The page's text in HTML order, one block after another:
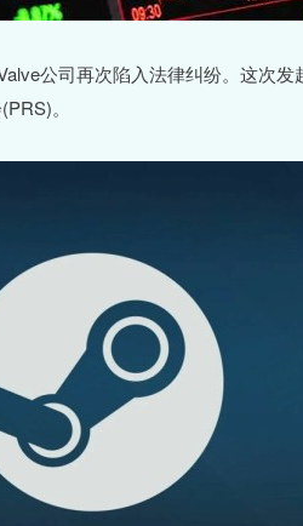
公司再次陷入法律纠纷。这次
。